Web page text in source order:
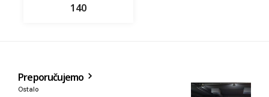
140
Preporučujemo
Ostalo